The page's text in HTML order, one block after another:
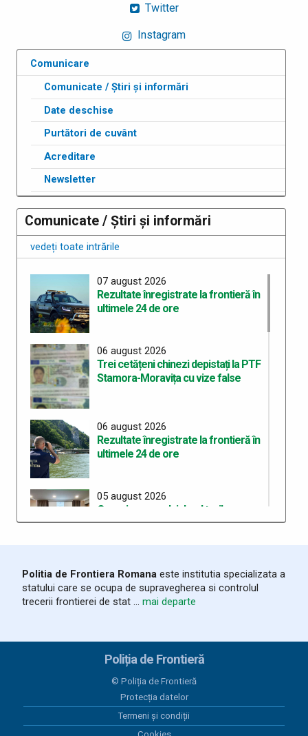
Twitter
Instagram
Comunicare
Comunicate / Știri și informări
Date deschise
Purtători de cuvânt
Acreditare
Newsletter
Comunicate / Știri și informări
vedeți toate intrările
07 august 2026
Rezultate înregistrate la frontieră în
ultimele 24 de ore
06 august 2026
Trei cetățeni chinezi depistați la PTF
Stamora-Moravița cu vize false
06 august 2026
Rezultate înregistrate la frontieră în
ultimele 24 de ore
05 august 2026
Organizarea celui de-al treilea
Workshop pentru elaborarea unei
05 august 2026
Rezultate înregistrate la frontieră în
04 august 2026
Salvat la timp de polițiștii de frontieră,
după ce a adormit pe un colac în
mijlocul Dunării
Politia de Frontiera Romana este institutia specializata a
statului care se ocupa de supravegherea si controlul
trecerii frontierei de stat ... mai departe
Poliția de Frontieră
© Poliția de Frontieră
Protecția datelor
Termeni și condiții